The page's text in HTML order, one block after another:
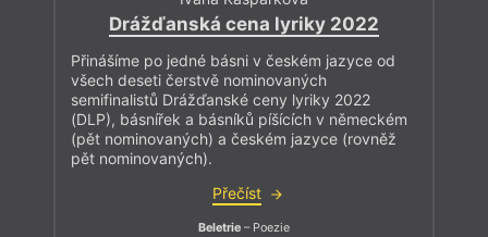
Drážďanská cena lyriky 2022
Přinášíme po jedné básni v českém jazyce od
všech deseti čerstvě nominovaných
semifinalistů Drážďanské ceny lyriky 2022
(DLP), básnířek a básníků píšících v německém
(pět nominovaných) a českém jazyce (rovněž
pět nominovaných).
Přečíst
Beletrie – Poezie